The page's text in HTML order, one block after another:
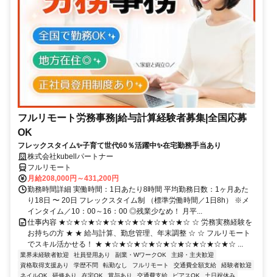
フルリモート労務事務|給与計算経験者募集|全国応募
OK
フレックスタイム✨子育て世代60％活躍中✨在宅勤務手当あり
株式会社kubellパートナー
フルリモート
月給208,000円～431,200円
勤務時間詳細 実働時間：1日あたり8時間 平均勤務日数：1ヶ月あた
り18日 〜 20日 フレックスタイム制 （標準労働時間／1日8h） ※メ
インタイム／10：00～16：00 ◎残業少なめ！ 月平...
仕事内容 ★☆★☆★☆★☆★☆★☆★☆★☆★☆ ☆ 労務実務経験を
お持ちの方 ★ ★ 給与計算、勤怠管理、年末調整 ☆ ☆ フルリモート
でスキル活かせる！ ★ ★☆★☆★☆★☆★☆★☆★☆★☆★☆ ...
業界未経験者歓迎 社員登用あり 副業・WワークOK
主婦・主夫歓迎
資格取得支援あり
学歴不問 転勤なし フルリモート 交通費全額支給
経験者歓迎
ネイルOK
研修あり 在宅OK 賞与あり 交通費支給 ピアスOK
土日祝休み